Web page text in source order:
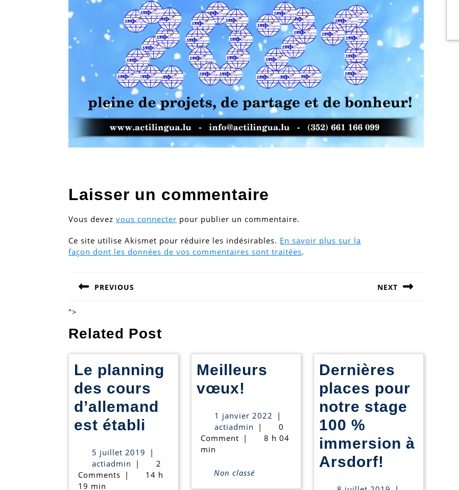
Laisser un commentaire
Vous devez vous connecter pour publier un commentaire.
Ce site utilise Akismet pour réduire les indésirables. En savoir plus sur la
façon dont les données de vos commentaires sont traitées.
de
l’article
PREVIOUS
post:
NEXT
">
Related Post
Le planning
des cours
d’allemand
est établi
planning
des
cours
5 juillet 2019
juillet
2019
|
actiadmin actiadmin
|
2
Comments |
14 h
19 min
Meilleurs
vœux!
1 janvier 2022
janvier
2022
|
actiadmin actiadmin
|
0
Comment |
8 h 04
min
Non classé
Dernières
places pour
notre stage
100 %
immersion à
Arsdorf!